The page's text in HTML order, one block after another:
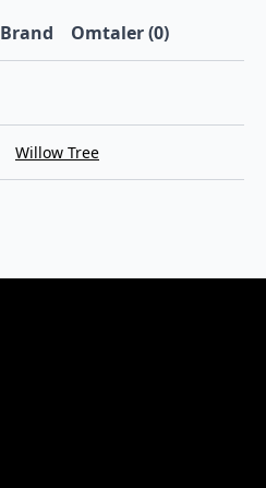
Brand Omtaler (0)
Willow Tree